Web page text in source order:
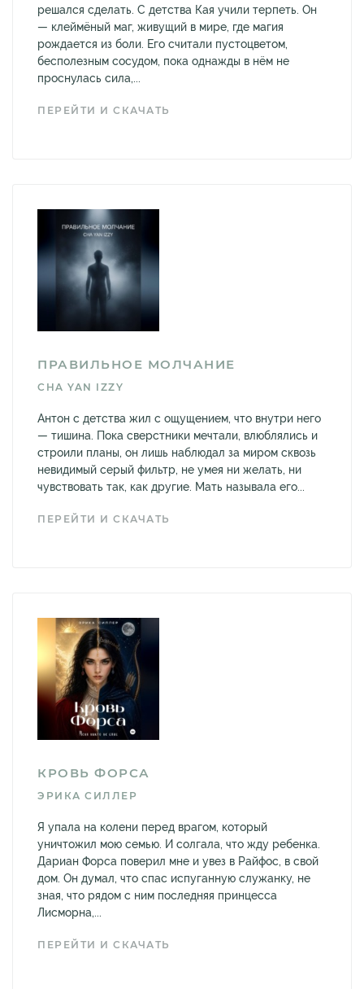
решался сделать. С детства Кая учили терпеть. Он
— клеймёный маг, живущий в мире, где магия
рождается из боли. Его считали пустоцветом,
бесполезным сосудом, пока однажды в нём не
проснулась сила,...
ПЕРЕЙТИ И СКАЧАТЬ
ПРАВИЛЬНОЕ МОЛЧАНИЕ
CHA YAN IZZY
Антон с детства жил с ощущением, что внутри него
— тишина. Пока сверстники мечтали, влюблялись и
строили планы, он лишь наблюдал за миром сквозь
невидимый серый фильтр, не умея ни желать, ни
чувствовать так, как другие. Мать называла его...
ПЕРЕЙТИ И СКАЧАТЬ
КРОВЬ ФОРСА
ЭРИКА СИЛЛЕР
Я упала на колени перед врагом, который
уничтожил мою семью. И солгала, что жду ребенка.
Дариан Форса поверил мне и увез в Райфос, в свой
дом. Он думал, что спас испуганную служанку, не
зная, что рядом с ним последняя принцесса
Лисморна,...
ПЕРЕЙТИ И СКАЧАТЬ